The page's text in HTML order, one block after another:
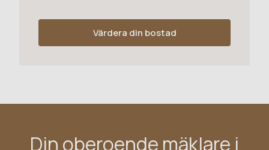
Värdera din bostad
Din oberoende mäklare i